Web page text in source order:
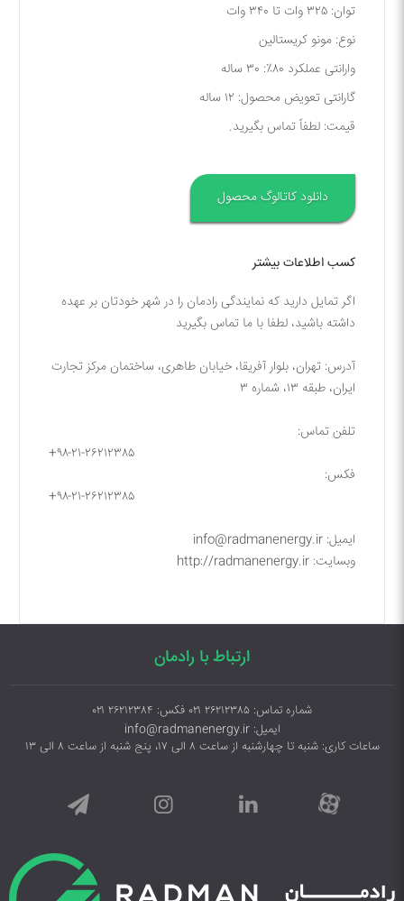
توان: ۳۲۵ وات تا ۳۴۰ وات
نوع: مونو کریستالین
وارانتی عملکرد ۸۰٪: ۳۰ ساله
گارانتی تعویض محصول: ۱۲ ساله
قیمت: لطفاً تماس بگیرید.
دانلود کاتالوگ محصول
کسب اطلاعات بیشتر
اگر تمایل دارید که نمایندگی رادمان را در شهر خودتان بر عهده
داشته باشید، لطفا با ما تماس بگیرید
آدرس: تهران، بلوار آفریقا، خیابان طاهری، ساختمان مرکز تجارت
ایران، طبقه ۱۳، شماره ۳
تلفن تماس:
+۹۸-۲۱-۲۶۲۱۲۳۸۵
فکس:
+۹۸-۲۱-۲۶۲۱۲۳۸۵
ایمیل: info@radmanenergy.ir
وبسایت: http://radmanenergy.ir
ارتباط با رادمان
شماره تماس: ۲۶۲۱۲۳۸۵ ۰۲۱ فکس: ۲۶۲۱۲۳۸۴ ۰۲۱
ایمیل: info@radmanenergy.ir
ساعات کاری: شنبه تا چهارشنبه از ساعت ۸ الی ۱۷، پنج شنبه از ساعت ۸ الی ۱۳